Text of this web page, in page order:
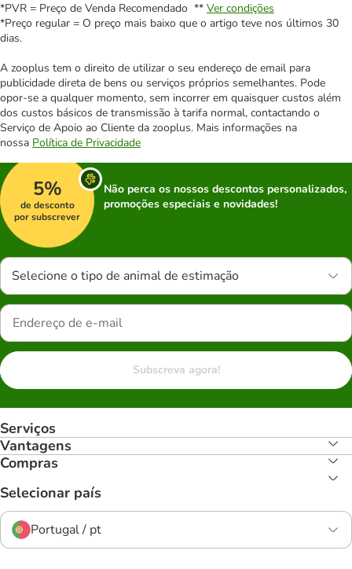
*PVR = Preço de Venda Recomendado ** Ver condições
*Preço regular = O preço mais baixo que o artigo teve nos últimos 30
dias.
A zooplus tem o direito de utilizar o seu endereço de email para
publicidade direta de bens ou serviços próprios semelhantes. Pode
opor-se a qualquer momento, sem incorrer em quaisquer custos além
dos custos básicos de transmissão à tarifa normal, contactando o
Serviço de Apoio ao Cliente da zooplus. Mais informações na
nossa Política de Privacidade
5%
de desconto
por subscrever
Não perca os nossos descontos personalizados,
promoções especiais e novidades!
Selecione o tipo de animal de estimação
Subscreva agora!
Serviços
Vantagens
Compras
Selecionar país
Portugal / pt